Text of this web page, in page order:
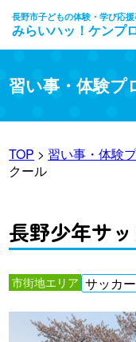
長野市子どもの体験・学び応
みらいハッ！ケンプ
習い事・体験プ
TOP > 習い事・体験
クール
長野少年サ
市街地エリア サッカ